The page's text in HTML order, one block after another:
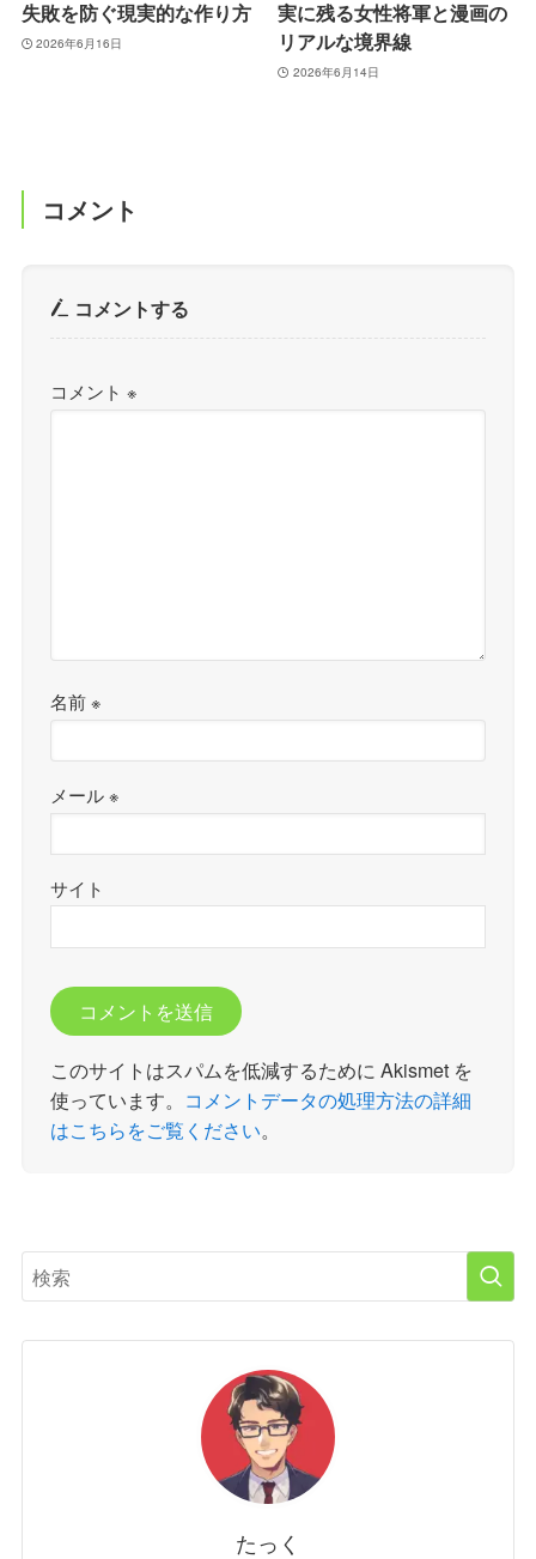
失敗を防ぐ現実的な作り方
2026年6月16日
実に残る女性将軍と漫画の
リアルな境界線
2026年6月14日
コメント
コメントする
コメント※
名前※
メール※
サイト
このサイトはスパムを低減するために Akismet を
使っています。 コメントデータの処理方法の詳細
はこちらをご覧ください。
たっく